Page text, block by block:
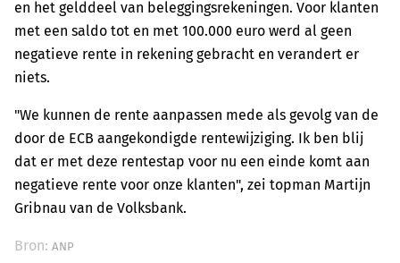
en het gelddeel van beleggingsrekeningen. Voor klanten
met een saldo tot en met 100.000 euro werd al geen
negatieve rente in rekening gebracht en verandert er
niets.
"We kunnen de rente aanpassen mede als gevolg van de
door de ECB aangekondigde rentewijziging. Ik ben blij
dat er met deze rentestap voor nu een einde komt aan
negatieve rente voor onze klanten", zei topman Martijn
Gribnau van de Volksbank.
Bron: ANP